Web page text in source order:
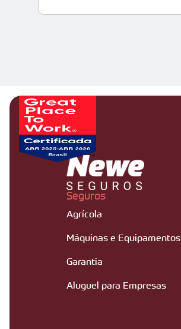
Seguros
Agrícola
Máquinas e Equipamentos
Garantia
Aluguel para Empresas